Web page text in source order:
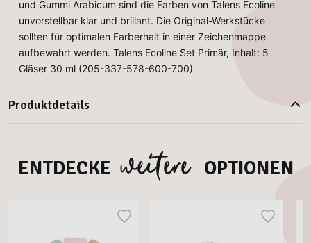
und Gummi Arabicum sind die Farben von Talens Ecoline
unvorstellbar klar und brillant. Die Original-Werkstücke
sollten für optimalen Farberhalt in einer Zeichenmappe
aufbewahrt werden. Talens Ecoline Set Primär, Inhalt: 5
Gläser 30 ml (205-337-578-600-700)
Produktdetails
ENTDECKE weitere OPTIONEN